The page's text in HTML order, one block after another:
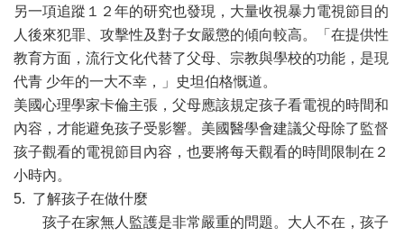
另一項追蹤１２年的研究也發現，大量收視暴力電視節目的
人後來犯罪、攻擊性及對子女嚴懲的傾向較高。「在提供性
教育方面，流行文化代替了父母、宗教與學校的功能，是現
代青 少年的一大不幸，」史坦伯格慨道。
美國心理學家卡倫主張，父母應該規定孩子看電視的時間和
內容，才能避免孩子受影響。美國醫學會建議父母除了監督
孩子觀看的電視節目內容，也要將每天觀看的時間限制在２
小時內。
5. 了解孩子在做什麼
孩子在家無人監護是非常嚴重的問題。大人不在，孩子